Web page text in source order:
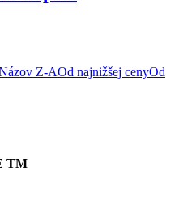
Z-AOd najnižšej cenyOd
TM